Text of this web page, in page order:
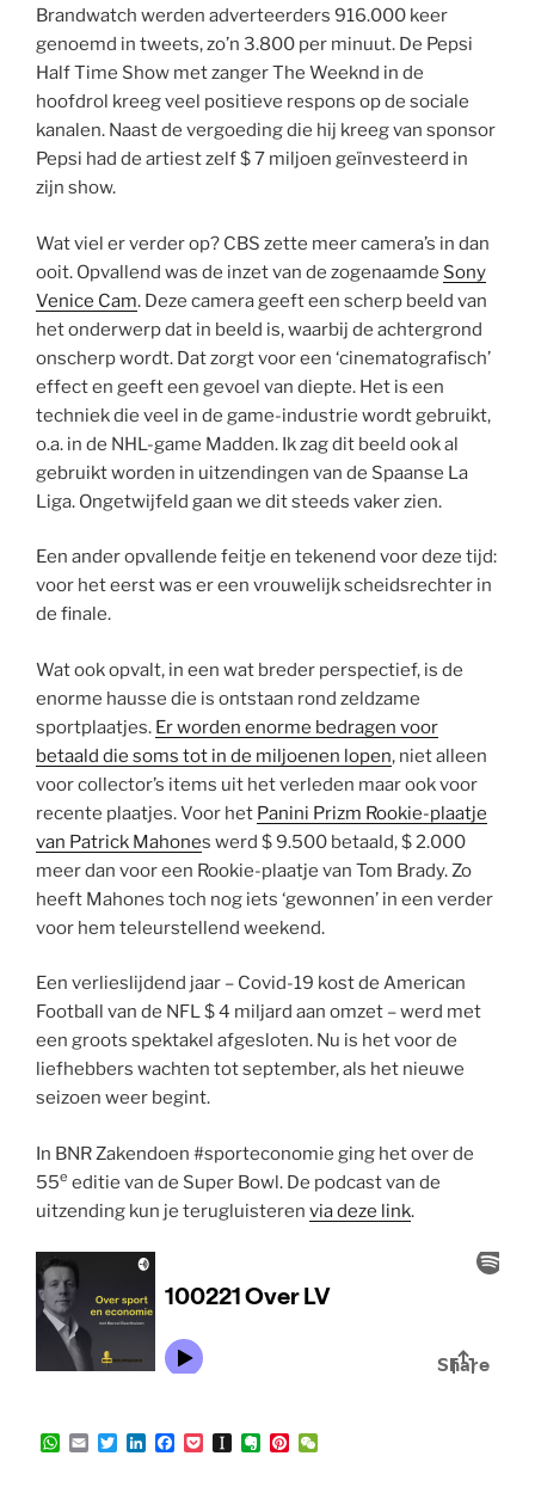
Brandwatch werden adverteerders 916.000 keer
genoemd in tweets, zo’n 3.800 per minuut. De Pepsi
Half Time Show met zanger The Weeknd in de
hoofdrol kreeg veel positieve respons op de sociale
kanalen. Naast de vergoeding die hij kreeg van sponsor
Pepsi had de artiest zelf $ 7 miljoen geïnvesteerd in
zijn show.
Wat viel er verder op? CBS zette meer camera’s in dan
ooit. Opvallend was de inzet van de zogenaamde Sony
Venice Cam. Deze camera geeft een scherp beeld van
het onderwerp dat in beeld is, waarbij de achtergrond
onscherp wordt. Dat zorgt voor een ‘cinematografisch’
effect en geeft een gevoel van diepte. Het is een
techniek die veel in de game-industrie wordt gebruikt,
o.a. in de NHL-game Madden. Ik zag dit beeld ook al
gebruikt worden in uitzendingen van de Spaanse La
Liga. Ongetwijfeld gaan we dit steeds vaker zien.
Een ander opvallende feitje en tekenend voor deze tijd:
voor het eerst was er een vrouwelijk scheidsrechter in
de finale.
Wat ook opvalt, in een wat breder perspectief, is de
enorme hausse die is ontstaan rond zeldzame
sportplaatjes. Er worden enorme bedragen voor
betaald die soms tot in de miljoenen lopen, niet alleen
voor collector’s items uit het verleden maar ook voor
recente plaatjes. Voor het Panini Prizm Rookie-plaatje
van Patrick Mahones werd $ 9.500 betaald, $ 2.000
meer dan voor een Rookie-plaatje van Tom Brady. Zo
heeft Mahones toch nog iets ‘gewonnen’ in een verder
voor hem teleurstellend weekend.
Een verlieslijdend jaar – Covid-19 kost de American
Football van de NFL $ 4 miljard aan omzet – werd met
een groots spektakel afgesloten. Nu is het voor de
liefhebbers wachten tot september, als het nieuwe
seizoen weer begint.
In BNR Zakendoen #sporteconomie ging het over de
55e editie van de Super Bowl. De podcast van de
uitzending kun je terugluisteren via deze link.
W
E
T
L
F
P
E
P